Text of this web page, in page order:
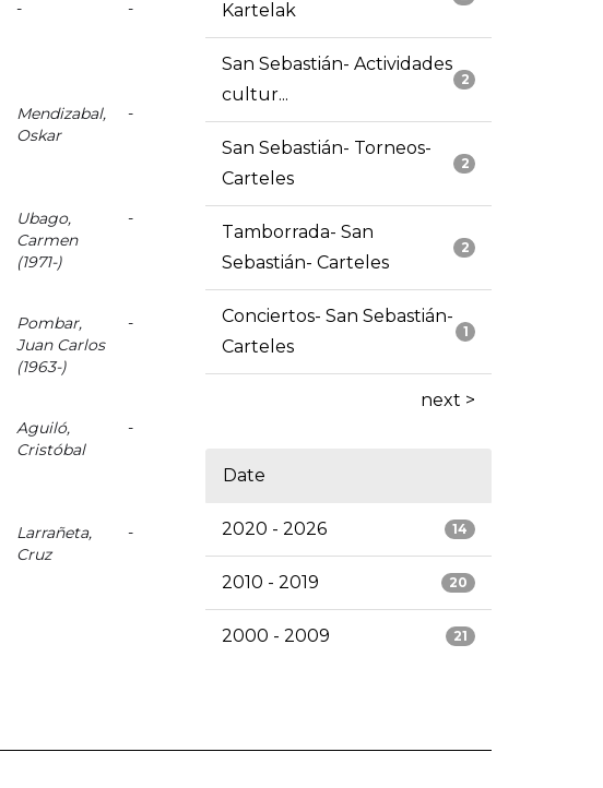
- -
Mendizabal,
Oskar
-
Ubago,
Carmen
(1971-)
-
Pombar,
Juan Carlos
(1963-)
-
Aguiló,
Cristóbal
-
Larrañeta,
Cruz
-
Kartelak
2
San Sebastián- Actividades
cultur...
2
San Sebastián- Torneos-
Carteles
2
Tamborrada- San
Sebastián- Carteles
1
Conciertos- San Sebastián-
Carteles
next >
Date
14
2020 - 2026
20
2010 - 2019
21
2000 - 2009